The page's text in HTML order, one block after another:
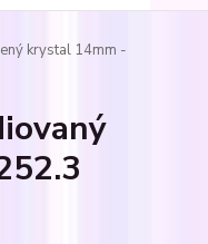
krystal 14mm -